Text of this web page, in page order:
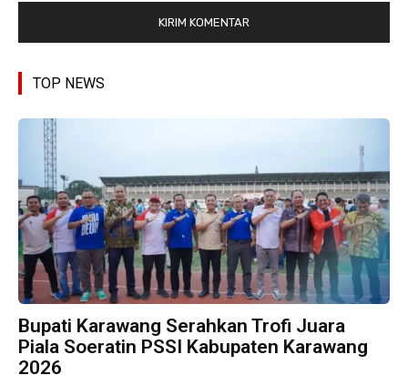
TOP NEWS
Bupati Karawang Serahkan Trofi Juara
Piala Soeratin PSSI Kabupaten Karawang
2026